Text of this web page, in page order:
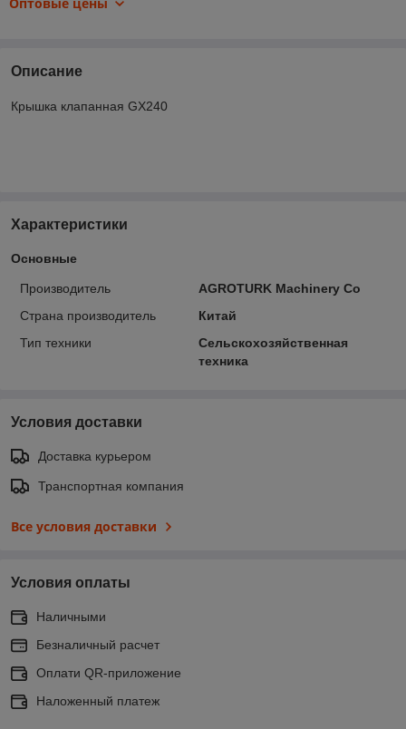
Описание
Крышка клапанная GX240
Характеристики
Основные
Производитель
AGROTURK Machinery Co
Страна производитель
Китай
Тип техники
Сельскохозяйственная
техника
Условия доставки
Доставка курьером
Транспортная компания
Все условия доставки
Условия оплаты
Наличными
Безналичный расчет
Оплати QR-приложение
Наложенный платеж